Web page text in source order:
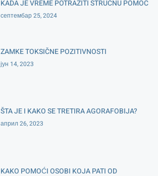
KADA JE VREME POTRAŽITI STRUČNU POMOĆ
септембар 25, 2024
ZAMKE TOKSIČNE POZITIVNOSTI
јун 14, 2023
ŠTA JE I KAKO SE TRETIRA AGORAFOBIJA?
април 26, 2023
KAKO POMOĆI OSOBI KOJA PATI OD